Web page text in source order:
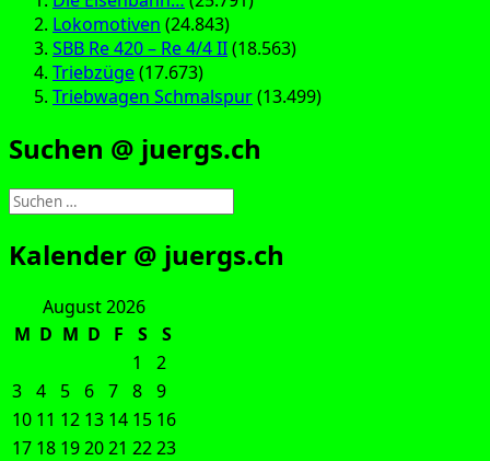
Lokomotiven (24.843)
SBB Re 420 – Re 4/4 II(18.563)
Triebzüge(17.673)
Triebwagen Schmalspur(13.499)
Suchen @ juergs.ch
Suchen
nach:
Kalender @ juergs.ch
August 2026
M D M D F S
S
1
2
3 4 5 6 7 8 9
10 11 12 13 14 15 16
17 18 192021 2223